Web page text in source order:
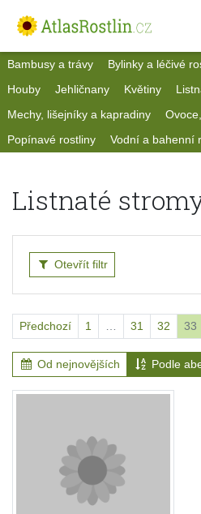
Bambusy a trávy Bylinky a léčivé
Houby
Jehličnany Květiny
Mechy, lišejníky a kapradiny
Popínavé rostliny
Vodní a bahenní
Listnaté
Otevřít filtr
Předchozí 1 31 32 33
Od nejnovějších Podle